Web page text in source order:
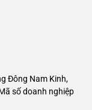
Đông Nam Kinh,
số doanh nghiệp